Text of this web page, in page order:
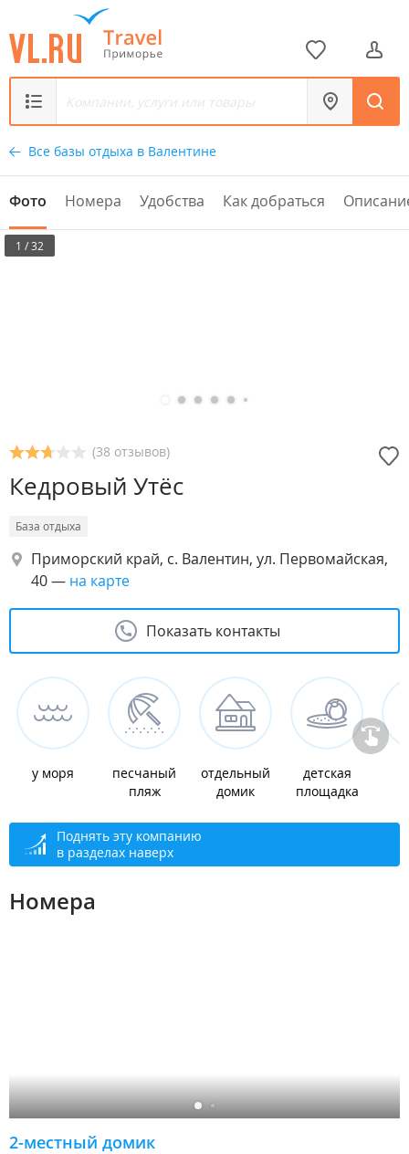
Все базы отдыха в Валентине
Фото Номера Удобства Как добраться
1 / 32
(38 отзывов)
Кедровый Утёс
База отдыха
Приморский край, с. Валентин, ул. Первомайская,
40— на карте
Показать контакты
у моря
песчаный
пляж
отдельный
домик
детская
площадка
Поднять эту компанию
в разделах наверх
Номера
2-местный домик